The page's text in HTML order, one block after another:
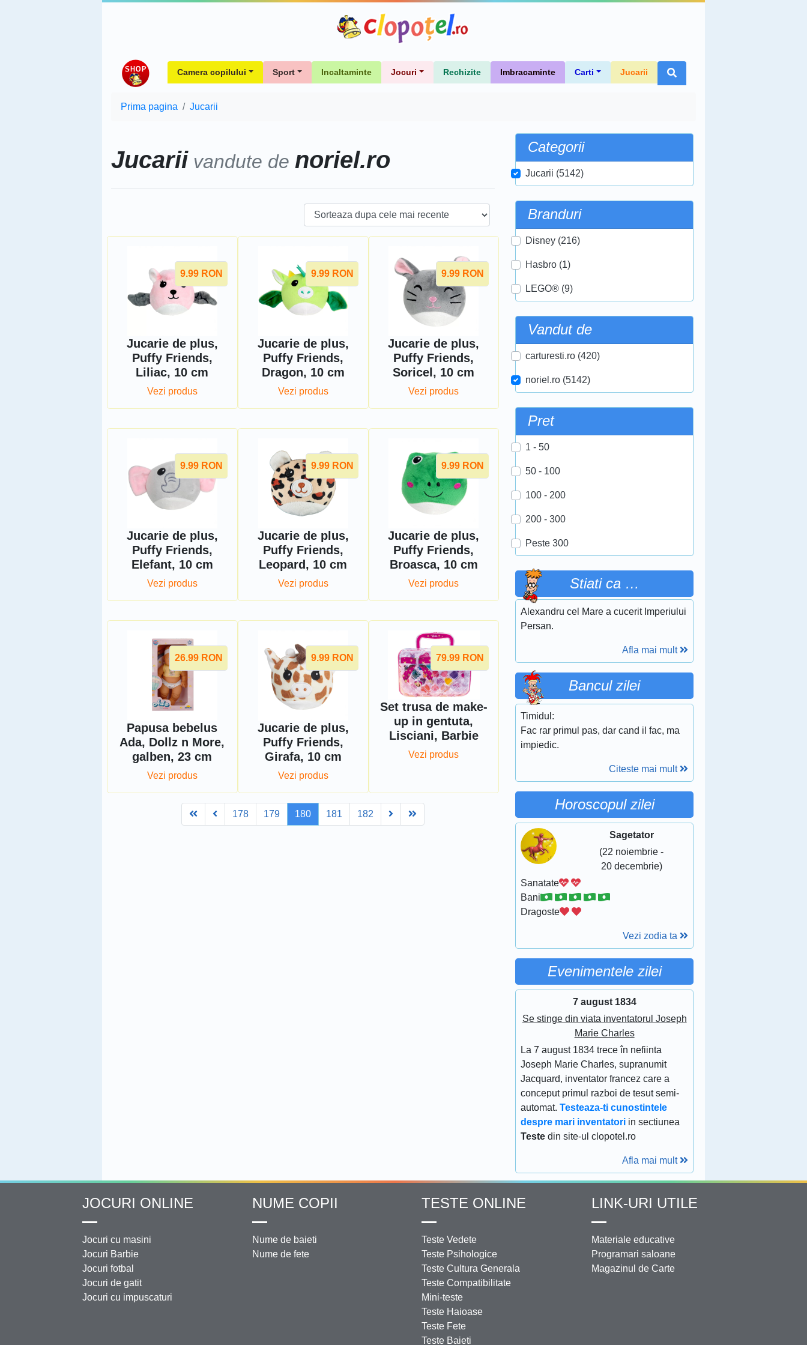
Camera copilului Sport Incaltaminte Jocuri Rechizite Imbracaminte Carti Jucarii
Prima pagina Jucarii
Jucarii vandute de noriel.ro
9.99 RON
Jucarie de plus,
Puffy Friends,
Liliac, 10 cm
Vezi produs
9.99 RON
Jucarie de plus,
Puffy Friends,
Dragon, 10 cm
Vezi produs
9.99 RON
Jucarie de plus,
Puffy Friends,
Soricel, 10 cm
Vezi produs
9.99 RON
Jucarie de plus,
Puffy Friends,
Elefant, 10 cm
Vezi produs
9.99 RON
Jucarie de plus,
Puffy Friends,
Leopard, 10 cm
Vezi produs
9.99 RON
Jucarie de plus,
Puffy Friends,
Broasca, 10 cm
Vezi produs
26.99 RON
Papusa bebelus
Ada, Dollz n More,
galben, 23 cm
Vezi produs
9.99 RON
Jucarie de plus,
Puffy Friends,
Girafa, 10 cm
Vezi produs
79.99 RON
Set trusa de make-
up in gentuta,
Lisciani, Barbie
Vezi produs
FirstPrev178 179 180 181 182 Next
Categorii
Jucarii (5142)
Branduri
Disney (216)
Hasbro (1)
LEGO® (9)
Vandut de
carturesti.ro (420)
noriel.ro (5142)
Pret
1 - 50
50 - 100
100 - 200
200 - 300
Peste 300
Stiati ca …
Alexandru cel Mare a cucerit Imperiului
Persan.
Afla mai mult
Bancul zilei
Timidul:
Fac rar primul pas, dar cand il fac, ma
impiedic.
Citeste mai mult
Horoscopul zilei
Sagetator
(22 noiembrie -
20 decembrie)
Sanatate
Bani
Dragoste
Vezi zodia ta
Evenimentele zilei
7 august 1834
Se stinge din viata inventatorul Joseph
Marie Charles
La 7 august 1834 trece în nefiinta
Joseph Marie Charles, supranumit
Jacquard, inventator francez care a
conceput primul razboi de tesut semi-
automat.Testeaza-ti cunostintele
despre mari inventatori in sectiunea
Teste din site-ul clopotel.ro
Afla mai mult
JOCURI ONLINE
Jocuri cu masini
Jocuri Barbie
Jocuri fotbal
Jocuri de gatit
Jocuri cu impuscaturi
NUME COPII
Nume de baieti
Nume de fete
TESTE ONLINE
Teste Vedete
Teste Psihologice
Teste Cultura Generala
Teste Compatibilitate
Mini-teste
Teste Haioase
Teste Fete
Teste Baieti
LINK-URI UTILE
Materiale educative
Programari saloane
Magazinul de Carte